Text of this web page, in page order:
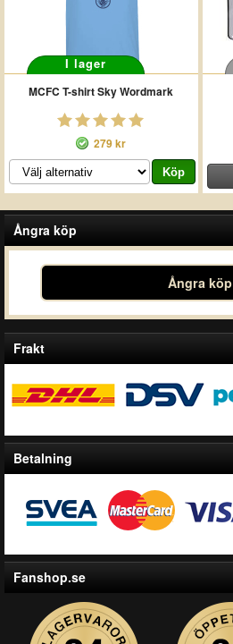
I lager
MCFC T-shirt Sky Wordmark
279 kr
Ångra köp
Ångra köp
Frakt
Betalning
Fanshop.se